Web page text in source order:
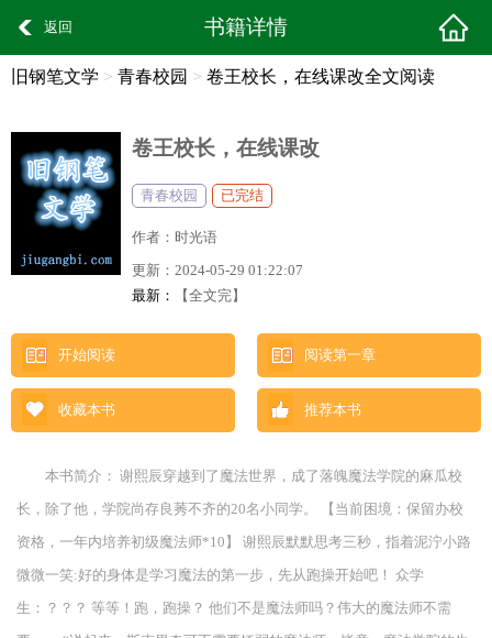
返回 书籍详情
旧钢笔文学 > 青春校园 > 卷王校长，在线课改全文阅读
卷王校长，在线课改
青春校园 已完结
作者： 时光语
更新： 2024-05-29 01:22:07
最新：
【全文完】
开始阅读 阅读第一章
收藏本书 推荐本书
本书简介： 谢熙辰穿越到了魔法世界，成了落魄魔法学院的麻瓜校
长，除了他，学院尚存良莠不齐的20名小同学。 【当前困境：保留办校
资格，一年内培养初级魔法师*10】 谢熙辰默默思考三秒，指着泥泞小路
微微一笑:好的身体是学习魔法的第一步，先从跑操开始吧！ 众学
生：？？？ 等等！跑，跑操？ 他们不是魔法师吗？伟大的魔法师不需